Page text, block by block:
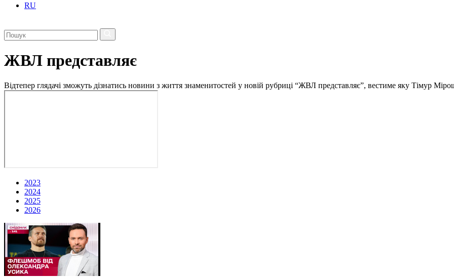
RU
ЖВЛ представляє
Відтепер глядачі зможуть дізнатись новини з життя знаменитостей у новій рубриці “ЖВЛ представляє”, вестиме яку Тімур
2023
2024
2025
2026